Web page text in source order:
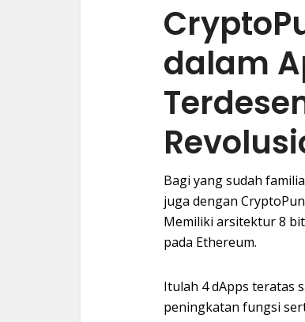
dalam
Bagi yang sudah
juga dengan
Memiliki arsitektur 8
pada Ethereum.
Itulah 4 dApps teratas
peningkatan fungsi